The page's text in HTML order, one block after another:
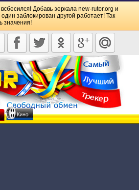
Добавь зеркала new-rutor.org и
один заблокирован другой работает! Так
значения!